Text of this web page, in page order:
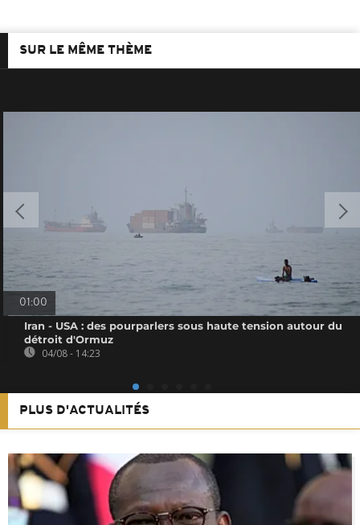
SUR LE MÊME THÈME
01:00
Iran - USA : des pourparlers sous haute tension autour du
détroit d'Ormuz
04/08 - 14:23
PLUS D'ACTUALITÉS